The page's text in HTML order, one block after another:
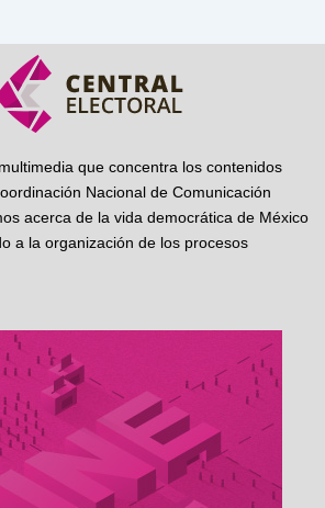
que concentra los contenidos
Nacional de Comunicación
acerca de la vida democrática de México
a la organización de los procesos